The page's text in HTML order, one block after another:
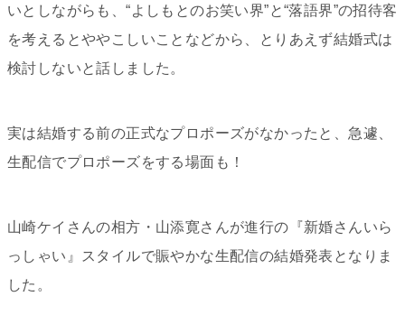
いとしながらも、“よしもとのお笑い界”と“落語界”の招待客
を考えるとややこしいことなどから、とりあえず結婚式は
検討しないと話しました。
実は結婚する前の正式なプロポーズがなかったと、急遽、
生配信でプロポーズをする場面も！
山崎ケイさんの相方・山添寛さんが進行の『新婚さんいら
っしゃい』スタイルで賑やかな生配信の結婚発表となりま
した。